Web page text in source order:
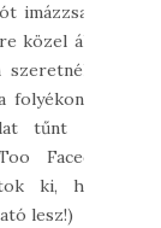
imázzsal
közel áll
folyékony
tűnt a
Faced
ki, ha
lesz!)